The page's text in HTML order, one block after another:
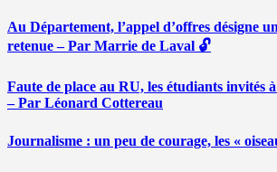
Au Département, l’appel d’offres désigne
retenue – Par Marrie de Laval 🔓
Faute de place au RU, les étudiants invités
– Par Léonard Cottereau
Journalisme : un peu de courage, les «